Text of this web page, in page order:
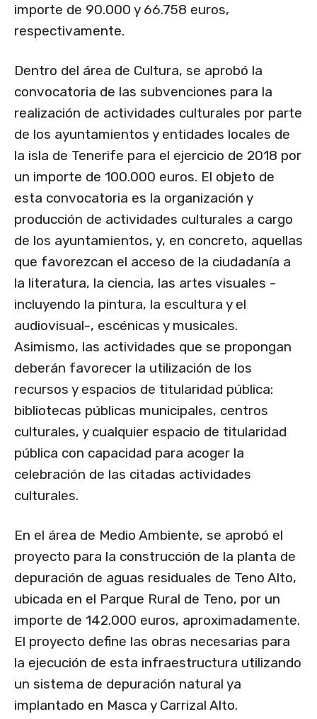
importe de 90.000 y 66.758 euros,
respectivamente.
Dentro del área de Cultura, se aprobó la
convocatoria de las subvenciones para la
realización de actividades culturales por parte
de los ayuntamientos y entidades locales de
la isla de Tenerife para el ejercicio de 2018 por
un importe de 100.000 euros. El objeto de
esta convocatoria es la organización y
producción de actividades culturales a cargo
de los ayuntamientos, y, en concreto, aquellas
que favorezcan el acceso de la ciudadanía a
la literatura, la ciencia, las artes visuales -
incluyendo la pintura, la escultura y el
audiovisual-, escénicas y musicales.
Asimismo, las actividades que se propongan
deberán favorecer la utilización de los
recursos y espacios de titularidad pública:
bibliotecas públicas municipales, centros
culturales, y cualquier espacio de titularidad
pública con capacidad para acoger la
celebración de las citadas actividades
culturales.
En el área de Medio Ambiente, se aprobó el
proyecto para la construcción de la planta de
depuración de aguas residuales de Teno Alto,
ubicada en el Parque Rural de Teno, por un
importe de 142.000 euros, aproximadamente.
El proyecto define las obras necesarias para
la ejecución de esta infraestructura utilizando
un sistema de depuración natural ya
implantado en Masca y Carrizal Alto.